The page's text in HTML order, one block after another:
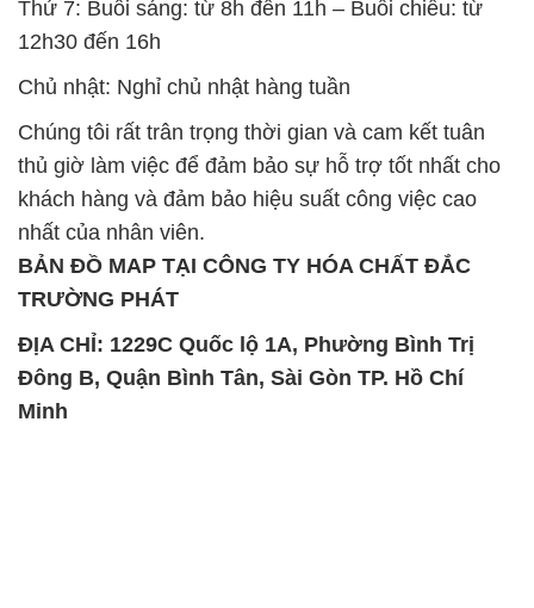
TRƯỜNG PHÁT
ĐỊA CHỈ: 1229C Quốc lộ 1A, Phường Bình Trị
Đông B, Quận Bình Tân, Sài Gòn TP. Hồ Chí
Minh